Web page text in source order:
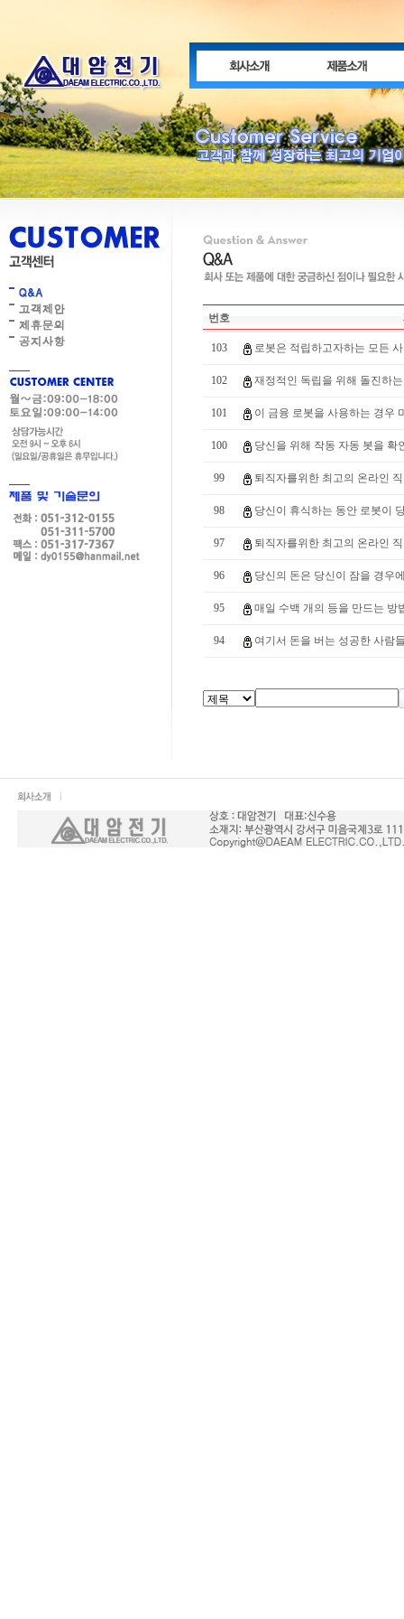
번호
103 로봇은 적립하고자하는 모든
102 재정적인 독립을 위해 돌진하
101 이 금융 로봇을 사용하는 경우
100 당신을 위해 작동 자동 봇을 확
99 퇴직자를위한 최고의 온라인
98 당신이 휴식하는 동안 로봇이
97 퇴직자를위한 최고의 온라인
96 당신의 돈은 당신이 잠을 경우
95 매일 수백 개의 등을 만드는 방
94 여기서 돈을 버는 성공한 사람